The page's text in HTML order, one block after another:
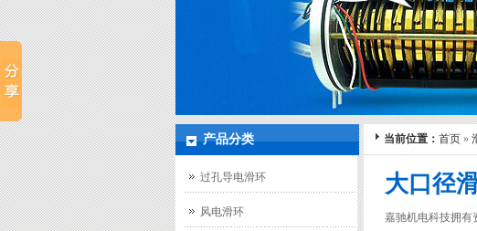
产品分类
过孔导电滑环
风电滑环
当前位置： 首页 »
大口径
嘉驰机电科技拥有